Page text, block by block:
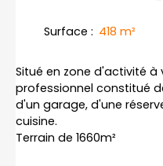
Surface : 418 m²
Situé en zone d'activité
professionnel constitué
d'un garage, d'une
cuisine.
Terrain de 1660m²